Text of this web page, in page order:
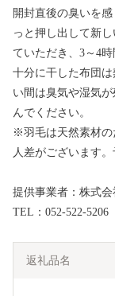
開封直後の臭いを
っと押し出して新
ていただき、3～4
十分に干した布団
い間は臭気や湿気
んでください。
※羽毛は天然素材の
人差がございます
提供事業者：株式
TEL：052-522-5206
返礼品名